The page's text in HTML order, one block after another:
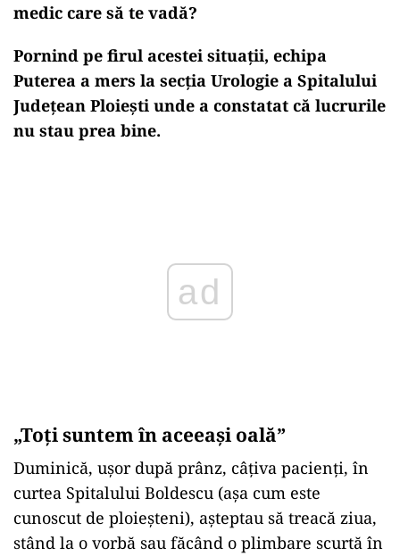
medic care să te vadă?
Pornind pe firul acestei situații, echipa
Puterea a mers la secția Urologie a Spitalului
Județean Ploiești unde a constatat că lucrurile
nu stau prea bine.
ad
„Toți suntem în aceeași oală”
Duminică, ușor după prânz, câțiva pacienți, în
curtea Spitalului Boldescu (așa cum este
cunoscut de ploieșteni), așteptau să treacă ziua,
stând la o vorbă sau făcând o plimbare scurtă în